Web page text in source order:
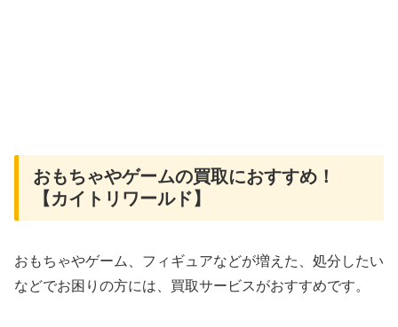
おもちゃやゲームの買取におすすめ！
【カイトリワールド】
おもちゃやゲーム、フィギュアなどが増えた、処分したい
などでお困りの方には、買取サービスがおすすめです。